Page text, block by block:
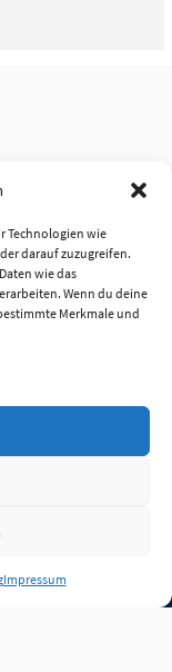
Technologien wie
darauf zuzugreifen.
wie das
Wenn du deine
Merkmale und
Impressum